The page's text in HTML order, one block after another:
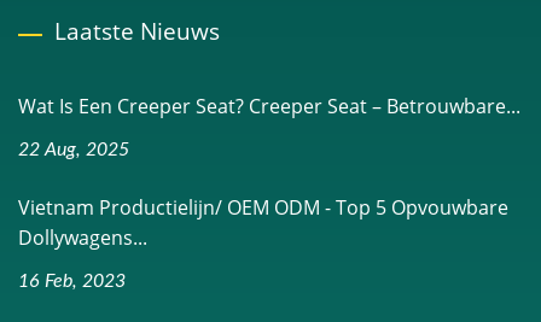
Laatste Nieuws
Wat Is Een Creeper Seat? Creeper Seat – Betrouwbare...
22 Aug, 2025
Vietnam Productielijn/ OEM ODM - Top 5 Opvouwbare
Dollywagens...
16 Feb, 2023